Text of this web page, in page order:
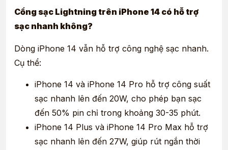
Cổng sạc Lightning trên iPhone 14 có hỗ trợ
sạc nhanh không?
Dòng iPhone 14 vẫn hỗ trợ công nghệ sạc nhanh.
Cụ thể:
iPhone 14 và iPhone 14 Pro hỗ trợ công suất
sạc nhanh lên đến 20W, cho phép bạn sạc
đến 50% pin chỉ trong khoảng 30-35 phút.
iPhone 14 Plus và iPhone 14 Pro Max hỗ trợ
sạc nhanh lên đến 27W, giúp rút ngắn thời